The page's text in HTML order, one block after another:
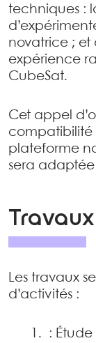
techniques :
novatrice ; et
expérience
CubeSat.
Cet appel
compatibilité
plateforme
sera adaptée
Travaux
Les travaux
d’activités :
: Étude